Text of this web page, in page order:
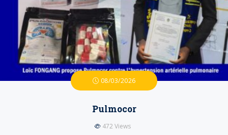
08/03/2026
Pulmocor
472 Views